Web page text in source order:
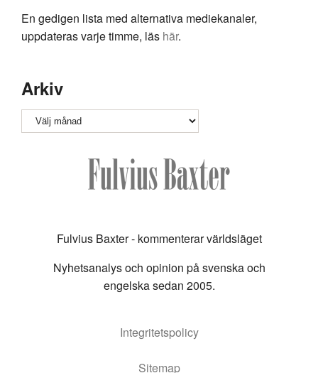
En gedigen lista med alternativa mediekanaler,
uppdateras varje timme, läs här.
Arkiv
Arkiv
Fulvius Baxter - kommenterar världsläget
Nyhetsanalys och opinion på svenska och
engelska sedan 2005.
Integritetspolicy
Sitemap